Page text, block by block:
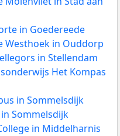
in Goedereede
Westhoek in Ouddorp
in Stellendam
Het Kompas
in Sommelsdijk
Sommelsdijk
in Middelharnis